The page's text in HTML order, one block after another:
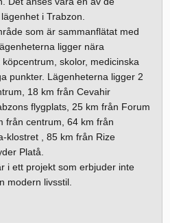
i Trabzon.
som är sammanflätat med
ligger nära
skolor, medicinska
punkter. Lägenheterna ligger 2
18 km från Cevahir
flygplats, 25 km från Forum
från centrum, 64 km från
klostret , 85 km från Rize
Platå.
i ett projekt som erbjuder inte
modern livsstil.